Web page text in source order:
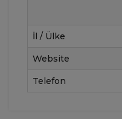
İl / Ülke
Website
Telefon